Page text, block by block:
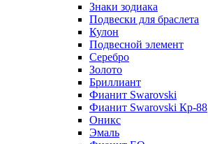
Знаки зодиака
Подвески для браслета
Кулон
Подвесной элемент
Серебро
Золото
Бриллиант
Фианит Swarovski
Фианит Swarovski Кр-88
Оникс
Эмаль